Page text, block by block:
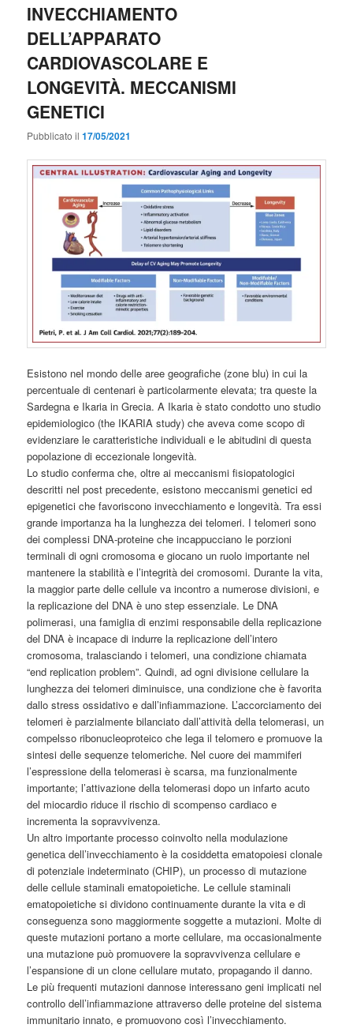
INVECCHIAMENTO
DELL’APPARATO
CARDIOVASCOLARE E
LONGEVITÀ. MECCANISMI
GENETICI
Pubblicato il17/05/2021
Esistono nel mondo delle aree geografiche (zone blu) in cui la
percentuale di centenari è particolarmente elevata; tra queste la
Sardegna e Ikaria in Grecia. A Ikaria è stato condotto uno studio
epidemiologico (the IKARIA study) che aveva come scopo di
evidenziare le caratteristiche individuali e le abitudini di questa
popolazione di eccezionale longevità.
Lo studio conferma che, oltre ai meccanismi fisiopatologici
descritti nel post precedente, esistono meccanismi genetici ed
epigenetici che favoriscono invecchiamento e longevità. Tra essi
grande importanza ha la lunghezza dei telomeri. I telomeri sono
dei complessi DNA-proteine che incappucciano le porzioni
terminali di ogni cromosoma e giocano un ruolo importante nel
mantenere la stabilità e l’integrità dei cromosomi. Durante la vita,
la maggior parte delle cellule va incontro a numerose divisioni, e
la replicazione del DNA è uno step essenziale. Le DNA
polimerasi, una famiglia di enzimi responsabile della replicazione
del DNA è incapace di indurre la replicazione dell’intero
cromosoma, tralasciando i telomeri, una condizione chiamata
“end replication problem”. Quindi, ad ogni divisione cellulare la
lunghezza dei telomeri diminuisce, una condizione che è favorita
dallo stress ossidativo e dall’infiammazione. L’accorciamento dei
telomeri è parzialmente bilanciato dall’attività della telomerasi, un
compelsso ribonucleoproteico che lega il telomero e promuove la
sintesi delle sequenze telomeriche. Nel cuore dei mammiferi
l’espressione della telomerasi è scarsa, ma funzionalmente
importante; l’attivazione della telomerasi dopo un infarto acuto
del miocardio riduce il rischio di scompenso cardiaco e
incrementa la sopravvivenza.
Un altro importante processo coinvolto nella modulazione
genetica dell’invecchiamento è la cosiddetta ematopoiesi clonale
di potenziale indeterminato (CHIP), un processo di mutazione
delle cellule staminali ematopoietiche. Le cellule staminali
ematopoietiche si dividono continuamente durante la vita e di
conseguenza sono maggiormente soggette a mutazioni. Molte di
queste mutazioni portano a morte cellulare, ma occasionalmente
una mutazione può promuovere la sopravvivenza cellulare e
l’espansione di un clone cellulare mutato, propagando il danno.
Le più frequenti mutazioni dannose interessano geni implicati nel
controllo dell’infiammazione attraverso delle proteine del sistema
immunitario innato, e promuovono così l’invecchiamento.